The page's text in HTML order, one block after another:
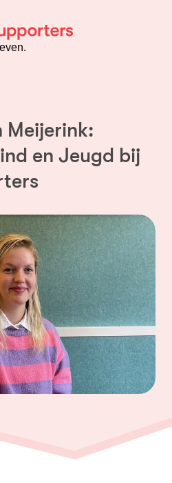
Meijerink:
en Jeugd bij